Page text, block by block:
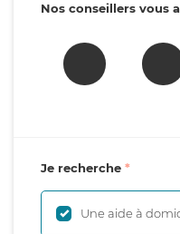
Nos conseillers vous
Je recherche
Une aide à